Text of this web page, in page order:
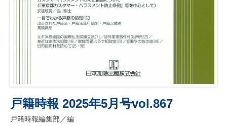
戸籍時報 2025年5月号vol.867
戸籍時報編集部／編